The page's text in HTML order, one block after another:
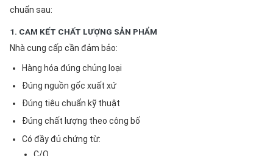
chuẩn sau:
1. CAM KẾT CHẤT LƯỢNG SẢN PHẨM
Nhà cung cấp cần đảm bảo:
Hàng hóa đúng chủng loại
Đúng nguồn gốc xuất xứ
Đúng tiêu chuẩn kỹ thuật
Đúng chất lượng theo công bố
Có đầy đủ chứng từ:
C/O